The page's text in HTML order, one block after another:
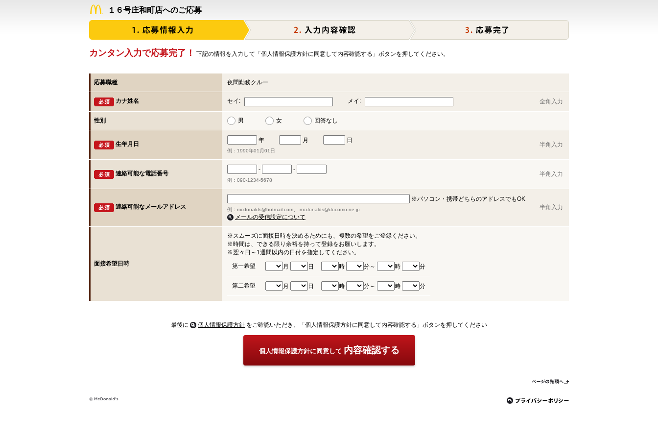
１６号庄和町店へのご応募
カンタン入力で応募完了！ 下記の情報を入力して「個人情報保護方針に同意して内容確認する」ボタンを押してください。
応募職種 夜間勤務クルー
カナ姓名 セイ: メイ: 全角入力
性別 男 女 回答なし
生年月日
年 月 日
例：1990年01月01日
半角入力
連絡可能な電話番号
- -
例：090-1234-5678
半角入力
連絡可能なメールアドレス
※パソコン・携帯どちらのアドレスでもOK
例：mcdonalds@hotmail.com、 mcdonalds@docomo.ne.jp
メールの受信設定について
半角入力
面接希望日時
※スムーズに面接日時を決めるためにも、複数の希望をご登録ください。
※時間は、できる限り余裕を持って登録をお願いします。
※翌々日～1週間以内の日付を指定してください。
第一希望
月 日 時 分～ 時 分
第二希望 月 日 時 分～ 時 分
最後に 個人情報保護方針 をご確認いただき、「個人情報保護方針に同意して内容確認する」ボタンを押してください
個人情報保護方針に同意して 内容確認する